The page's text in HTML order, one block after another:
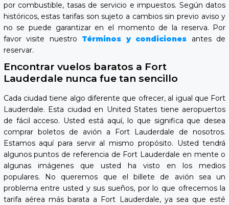
por combustible, tasas de servicio e impuestos. Según datos
históricos, estas tarifas son sujeto a cambios sin previo aviso y
no se puede garantizar en el momento de la reserva. Por
favor visite nuestro Términos y condiciones antes de
reservar.
Encontrar vuelos baratos a Fort
Lauderdale nunca fue tan sencillo
Cada ciudad tiene algo diferente que ofrecer, al igual que Fort
Lauderdale. Esta ciudad en United States tiene aeropuertos
de fácil acceso. Usted está aquí, lo que significa que desea
comprar boletos de avión a Fort Lauderdale de nosotros.
Estamos aquí para servir al mismo propósito. Usted tendrá
algunos puntos de referencia de Fort Lauderdale en mente o
algunas imágenes que usted ha visto en los medios
populares. No queremos que el billete de avión sea un
problema entre usted y sus sueños, por lo que ofrecemos la
tarifa aérea más barata a Fort Lauderdale, ya sea que esté